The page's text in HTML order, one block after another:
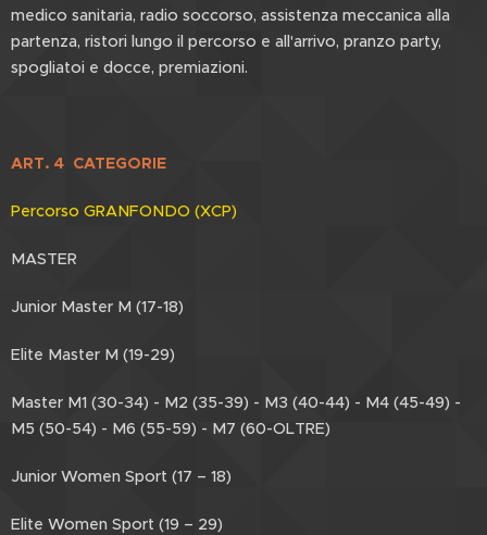
medico sanitaria, radio soccorso, assistenza meccanica alla
partenza, ristori lungo il percorso e all'arrivo, pranzo party,
spogliatoi e docce, premiazioni.
ART. 4 CATEGORIE
Percorso GRANFONDO (XCP)
MASTER
Junior Master M (17-18)
Elite Master M (19-29)
Master M1 (30-34) - M2 (35-39) - M3 (40-44) - M4 (45-49) -
M5 (50-54) - M6 (55-59) - M7 (60-OLTRE)
Junior Women Sport (17 – 18)
Elite Women Sport (19 – 29)